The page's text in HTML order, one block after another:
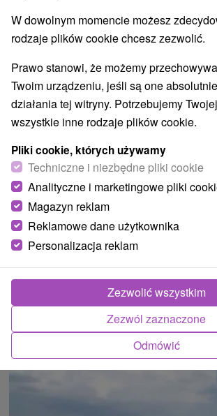
Region turystyczny
Stredné Slovensko, Banskobystrický kraj,
Pohronský Inovec, Štiavnické vrchy,
Znalazłeś błąd lub chcesz polecić nam
Zgłoś błąd
ATRAKCJĄ
W dowolnym momencie możesz
rodzaje plików cookie chcesz zezwolić.
Prawo stanowi, że możemy
Twoim urządzeniu, jeśli są one
działania tej witryny. Potrzebujemy
wszystkie inne rodzaje plików cookie.
Pliki cookie, których używamy
Techniczne i niezbędne pliki cookie
Analityczne i marketingowe pliki
Magazyn reklam
Reklamowe dane użytkownika
Personalizacja reklam
Odmówić
Zezwól zaznaczone
Zezwolić wszystkim